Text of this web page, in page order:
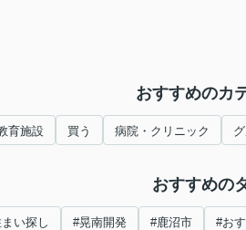
おすすめのカ
育施設 買う 病院・クリニック
おすすめの
い探し #晃南開発 #鹿沼市 #お